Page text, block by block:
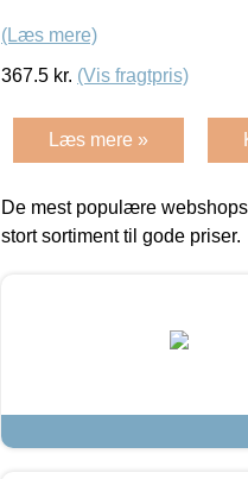
(Læs mere)
367.5 kr. (Vis fragtpris)
Læs mere »
De mest populære
stort sortiment til gode priser.